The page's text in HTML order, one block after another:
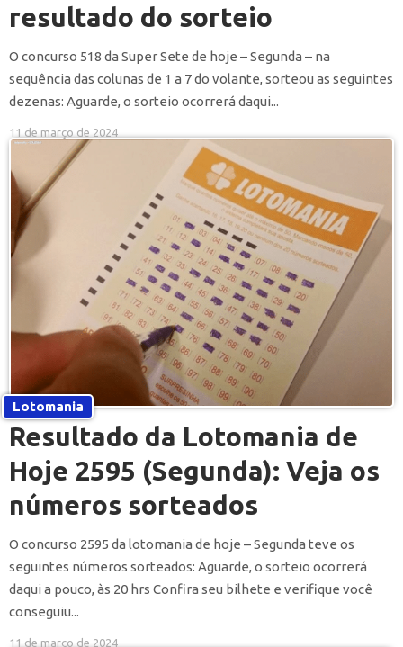
resultado do sorteio
O concurso 518 da Super Sete de hoje – Segunda – na
sequência das colunas de 1 a 7 do volante, sorteou as seguintes
dezenas: Aguarde, o sorteio ocorrerá daqui...
11 de março de 2024
Lotomania
Resultado da Lotomania de
Hoje 2595 (Segunda): Veja os
números sorteados
O concurso 2595 da lotomania de hoje – Segunda teve os
seguintes números sorteados: Aguarde, o sorteio ocorrerá
daqui a pouco, às 20 hrs Confira seu bilhete e verifique você
conseguiu...
11 de março de 2024